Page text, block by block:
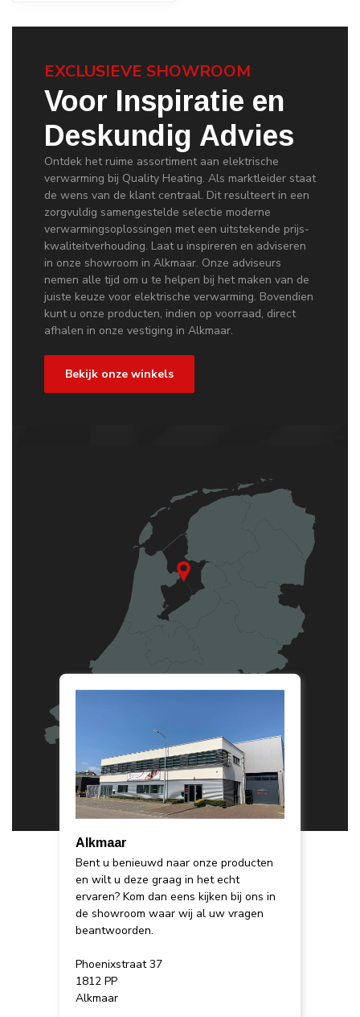
EXCLUSIEVE SHOWROOM
Voor Inspiratie en
Deskundig Advies
Ontdek het ruime assortiment aan elektrische
verwarming bij Quality Heating. Als marktleider staat
de wens van de klant centraal. Dit resulteert in een
zorgvuldig samengestelde selectie moderne
verwarmingsoplossingen met een uitstekende prijs-
kwaliteitverhouding. Laat u inspireren en adviseren
in onze showroom in Alkmaar. Onze adviseurs
nemen alle tijd om u te helpen bij het maken van de
juiste keuze voor elektrische verwarming. Bovendien
kunt u onze producten, indien op voorraad, direct
afhalen in onze vestiging in Alkmaar.
Bekijk onze winkels
Alkmaar
Bent u benieuwd naar onze producten
en wilt u deze graag in het echt
ervaren? Kom dan eens kijken bij ons in
de showroom waar wij al uw vragen
beantwoorden.
Phoenixstraat 37
1812 PP
Alkmaar